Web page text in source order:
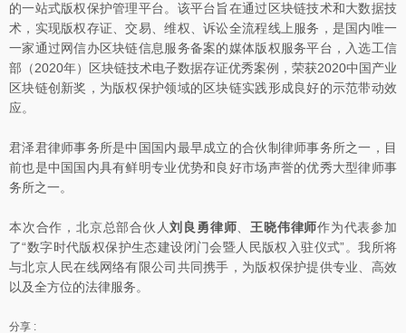
的一站式版权保护管理平台。该平台旨在通过区块链技术和大数据技
术，实现版权存证、交易、维权、诉讼全流程线上服务，是国内唯一
一家通过网信办区块链信息服务备案的媒体版权服务平台，入选工信
部（2020年）区块链技术电子数据存证优秀案例，荣获2020中国产业
区块链创新奖，为版权保护领域的区块链实践形成良好的示范带动效
应。
君泽君律师事务所是中国国内最早成立的合伙制律师事务所之一，目
前也是中国国内具有鲜明专业优势和良好市场声誉的优秀大型律师事
务所之一。
本次合作，北京总部合伙人刘良勇律师 王晓伟律师作为代表参加
了“数字时代版权保护生态建设闭门会暨人民版权入驻仪式”。我所将
与北京人民在线网络有限公司共同携手，为版权保护提供专业、高效
以及全方位的法律服务。
分享 :